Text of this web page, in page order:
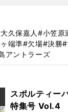
久保嘉人 #小笠原
端準#欠場#決勝
アントラーズ
スポルティー
特集号 Vol.4